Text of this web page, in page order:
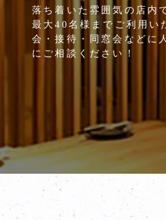
落ち着いた雰囲気の店内
最大40名様までご利用い
会・接待・同窓会などに
にご相談ください！